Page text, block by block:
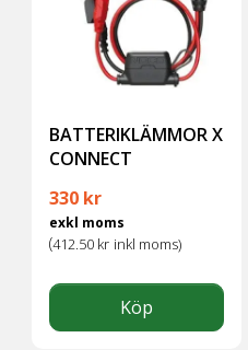
BATTERIKLÄMMOR X
CONNECT
330 kr
exkl moms
(412.50 kr inkl moms)
Köp